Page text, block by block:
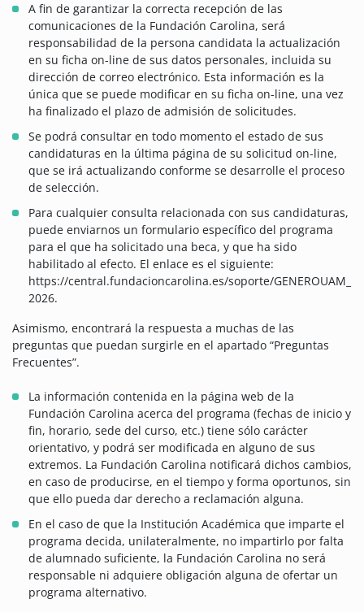
A fin de garantizar la correcta recepción de las
comunicaciones de la Fundación Carolina, será
responsabilidad de la persona candidata la actualización
en su ficha on-line de sus datos personales, incluida su
dirección de correo electrónico. Esta información es la
única que se puede modificar en su ficha on-line, una vez
ha finalizado el plazo de admisión de solicitudes.
Se podrá consultar en todo momento el estado de sus
candidaturas en la última página de su solicitud on-line,
que se irá actualizando conforme se desarrolle el proceso
de selección.
Para cualquier consulta relacionada con sus candidaturas,
puede enviarnos un formulario específico del programa
para el que ha solicitado una beca, y que ha sido
habilitado al efecto. El enlace es el siguiente:
https://central.fundacioncarolina.es/soporte/GENEROUAM_
2026.
Asimismo, encontrará la respuesta a muchas de las
preguntas que puedan surgirle en el apartado “Preguntas
Frecuentes”.
La información contenida en la página web de la
Fundación Carolina acerca del programa (fechas de inicio y
fin, horario, sede del curso, etc.) tiene sólo carácter
orientativo, y podrá ser modificada en alguno de sus
extremos. La Fundación Carolina notificará dichos cambios,
en caso de producirse, en el tiempo y forma oportunos, sin
que ello pueda dar derecho a reclamación alguna.
En el caso de que la Institución Académica que imparte el
programa decida, unilateralmente, no impartirlo por falta
de alumnado suficiente, la Fundación Carolina no será
responsable ni adquiere obligación alguna de ofertar un
programa alternativo.